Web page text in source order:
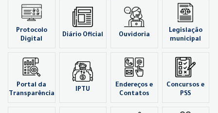
Protocolo
Digital
Diário Oficial Ouvidoria
Legislação
municipal
Portal da
Transparência
IPTU
Endereços e
Contatos
Concursos e
PSS